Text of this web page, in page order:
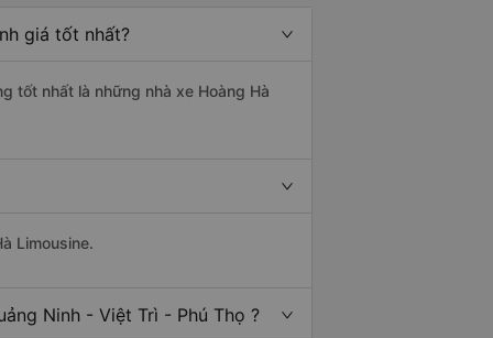
giá tốt nhất?
tốt nhất là những nhà xe Hoàng Hà
Limousine.
Ninh - Việt Trì - Phú Thọ ?